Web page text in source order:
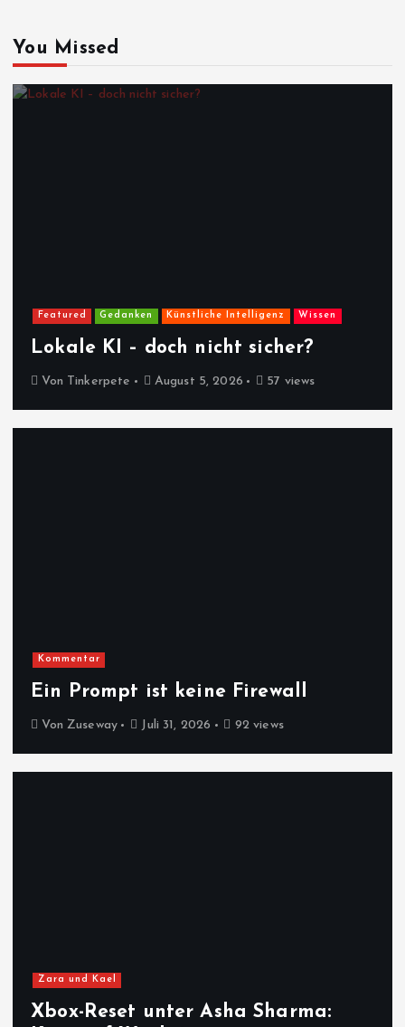
You Missed
Featured Gedanken Künstliche Intelligenz Wissen
Lokale KI – doch nicht sicher?
Von Tinkerpete August 5, 2026 57 views
Kommentar
Ein Prompt ist keine Firewall
Von Zuseway Juli 31, 2026 92 views
Zara und Kael
Xbox-Reset unter Asha Sharma: